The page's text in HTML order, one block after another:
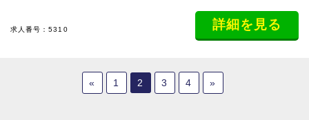
求人番号：5310 詳細を見る
« 1 2 3 4 »